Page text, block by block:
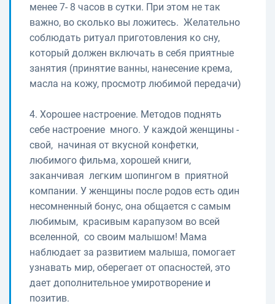
менее 7- 8 часов в сутки. При этом не так
важно, во сколько вы ложитесь. Желательно
соблюдать ритуал приготовления ко сну,
который должен включать в себя приятные
занятия (принятие ванны, нанесение крема,
масла на кожу, просмотр любимой передачи)
4. Хорошее настроение. Методов поднять
себе настроение много. У каждой женщины -
свой, начиная от вкусной конфетки,
любимого фильма, хорошей книги,
заканчивая легким шопингом в приятной
компании. У женщины после родов есть один
несомненный бонус, она общается с самым
любимым, красивым карапузом во всей
вселенной, со своим малышом! Мама
наблюдает за развитием малыша, помогает
узнавать мир, оберегает от опасностей, это
дает дополнительное умиротворение и
позитив.